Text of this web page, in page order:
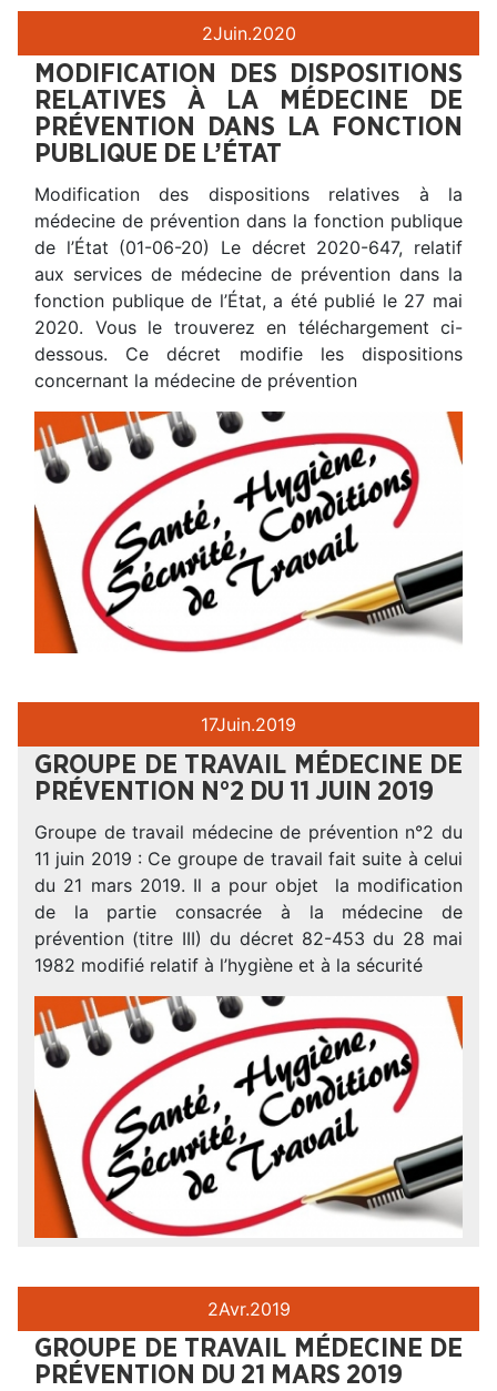
2Juin.2020
MODIFICATION DES DISPOSITIONS
RELATIVES À LA MÉDECINE DE
PRÉVENTION DANS LA FONCTION
PUBLIQUE DE L’ÉTAT
Modification des dispositions relatives à la
médecine de prévention dans la fonction publique
de l’État (01-06-20) Le décret 2020-647, relatif
aux services de médecine de prévention dans la
fonction publique de l’État, a été publié le 27 mai
2020. Vous le trouverez en téléchargement ci-
dessous. Ce décret modifie les dispositions
concernant la médecine de prévention
17Juin.2019
GROUPE DE TRAVAIL MÉDECINE DE
PRÉVENTION N°2 DU 11 JUIN 2019
Groupe de travail médecine de prévention n°2 du
11 juin 2019 : Ce groupe de travail fait suite à celui
du 21 mars 2019. Il a pour objet la modification
de la partie consacrée à la médecine de
prévention (titre III) du décret 82-453 du 28 mai
1982 modifié relatif à l’hygiène et à la sécurité
2Avr.2019
GROUPE DE TRAVAIL MÉDECINE DE
PRÉVENTION DU 21 MARS 2019